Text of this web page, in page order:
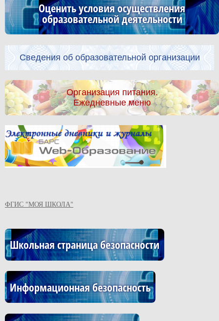
Оценить условия осуществления
образовательной деятельности
Сведения об образовательной организации
Организация питания.
Ежедневные меню
ФГИС "МОЯ ШКОЛА"
Школьная страница безопасности
Информационная безопасность